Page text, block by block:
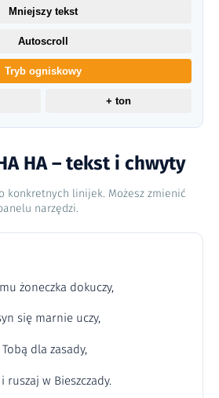
HA – tekst i chwyty
konkretnych linijek. Możesz zmienić
narzędzi.
żoneczka dokuczy,
się marnie uczy,
dla zasady,
ruszaj w Bieszczady.
Mniejszy tekst
Autoscroll
Tryb ogniskowy
+ ton